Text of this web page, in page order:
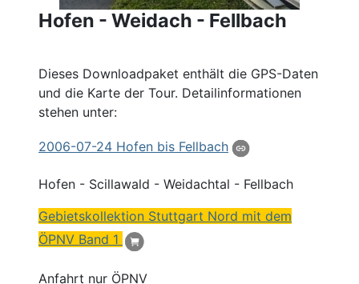
Hofen - Weidach - Fellbach
Dieses Downloadpaket enthält die GPS-Daten
und die Karte der Tour. Detailinformationen
stehen unter:
2006-07-24 Hofen bis Fellbach
Hofen - Scillawald - Weidachtal - Fellbach
Gebietskollektion Stuttgart Nord mit dem
ÖPNV Band 1
Anfahrt nur ÖPNV